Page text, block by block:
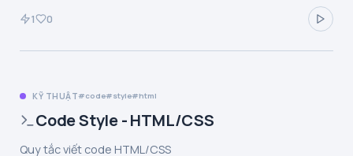
   - Testimonials từ khách hàng
1 0
KỸ THUẬT code style html
Code Style - HTML/CSS
Quy tắc viết code HTML/CSS